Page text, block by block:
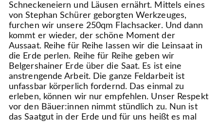
Schneckeneiern und Läusen ernährt. Mittels eines
von Stephan Schürer geborgten Werkzeuges,
furchen wir unsere 250qm Flachsacker. Und dann
kommt er wieder, der schöne Moment der
Aussaat. Reihe für Reihe lassen wir die Leinsaat in
die Erde perlen. Reihe für Reihe geben wir
Belgershainer Erde über die Saat. Es ist eine
anstrengende Arbeit. Die ganze Feldarbeit ist
unfassbar körperlich fordernd. Das einmal zu
erleben, können wir nur empfehlen. Unser Respekt
vor den Bäuer:innen nimmt stündlich zu. Nun ist
das Saatgut in der Erde und für uns heißt es mal